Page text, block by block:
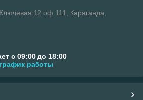
12 оф 111, Караганда,
с 09:00 до 18:00
работы